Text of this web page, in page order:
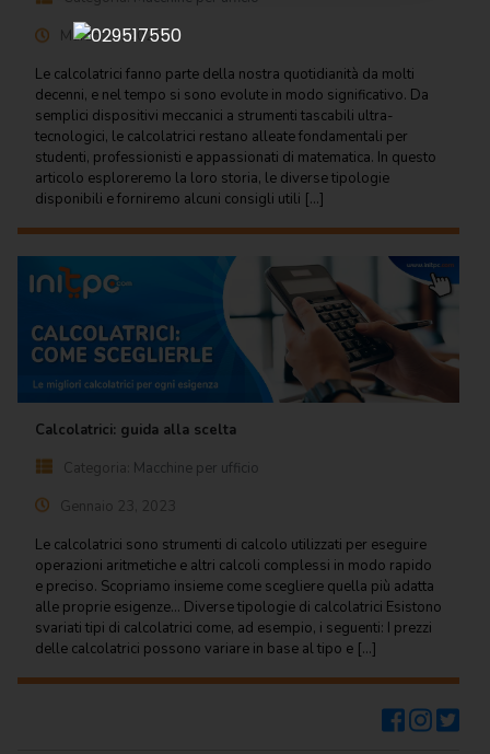
Cancelleria
per ufficio
Carta
per
ufficio
stampanti
Macchine
ufficio
Prodotti
per
correzione
Scuola
Visual e
comunicazione
Marzo 17, 2025
Le calcolatrici fanno parte della nostra quotidianità da molti
decenni, e nel tempo si sono evolute in modo significativo. Da
semplici dispositivi meccanici a strumenti tascabili ultra-
tecnologici, le calcolatrici restano alleate fondamentali per
studenti, professionisti e appassionati di matematica. In questo
articolo esploreremo la loro storia, le diverse tipologie
disponibili e forniremo alcuni consigli utili […]
Calcolatrici: guida alla scelta
Categoria: Macchine per ufficio
Gennaio 23, 2023
Le calcolatrici sono strumenti di calcolo utilizzati per eseguire
operazioni aritmetiche e altri calcoli complessi in modo rapido
e preciso. Scopriamo insieme come scegliere quella più adatta
alle proprie esigenze… Diverse tipologie di calcolatrici Esistono
svariati tipi di calcolatrici come, ad esempio, i seguenti: I prezzi
delle calcolatrici possono variare in base al tipo e […]